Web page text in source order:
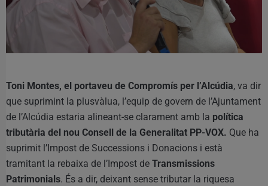
Toni Montes, el portaveu de Compromís per l’Alcúdia, va dir
que suprimint la plusvàlua, l’equip de govern de l’Ajuntament
de l’Alcúdia estaria alineant-se clarament amb la política
tributària del nou Consell de la Generalitat PP-VOX. Que ha
suprimit l’Impost de Successions i Donacions i està
tramitant la rebaixa de l’Impost de Transmissions
Patrimonials. És a dir, deixant sense tributar la riquesa